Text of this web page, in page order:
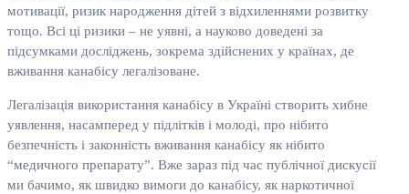
мотивації, ризик народження дітей з відхиленнями розвитку
тощо. Всі ці ризики – не уявні, а науково доведені за
підсумками досліджень, зокрема здійснених у країнах, де
вживання канабісу легалізоване.
Легалізація використання канабісу в Україні створить хибне
уявлення, насамперед у підлітків і молоді, про нібито
безпечність і законність вживання канабісу як нібито
“медичного препарату”. Вже зараз під час публічної дискусії
ми бачимо, як швидко вимоги до канабісу, як наркотичної